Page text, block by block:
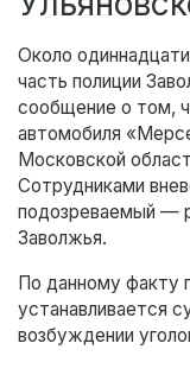
Около
часть полиции
сообщение о том,
автомобиля
Московской
Сотрудниками
подозреваемый —
Заволжья.
По данному факту
устанавливается
возбуждении